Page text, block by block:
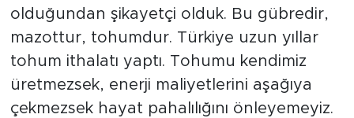
olduğundan şikayetçi olduk. Bu gübredir,
mazottur, tohumdur. Türkiye uzun yıllar
tohum ithalatı yaptı. Tohumu kendimiz
üretmezsek, enerji maliyetlerini aşağıya
çekmezsek hayat pahalılığını önleyemeyiz.